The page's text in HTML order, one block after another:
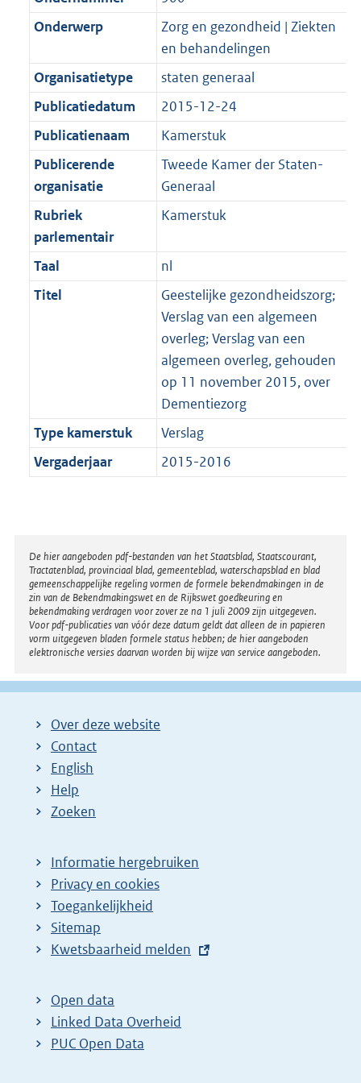
Onderwerp
Zorg en gezondheid | Ziekten
en behandelingen
Organisatietype
staten generaal
Publicatiedatum
2015-12-24
Publicatienaam
Kamerstuk
Publicerende
organisatie
Tweede Kamer der Staten-
Generaal
Rubriek
parlementair
Kamerstuk
Taal
nl
Titel
Geestelijke gezondheidszorg;
Verslag van een algemeen
overleg; Verslag van een
algemeen overleg, gehouden
op 11 november 2015, over
Dementiezorg
Type kamerstuk
Verslag
Vergaderjaar
2015-2016
Disclaimer
De hier aangeboden pdf-bestanden van het Staatsblad, Staatscourant,
Tractatenblad, provinciaal blad, gemeenteblad, waterschapsblad en blad
gemeenschappelijke regeling vormen de formele bekendmakingen in de
zin van de Bekendmakingswet en de Rijkswet goedkeuring en
bekendmaking verdragen voor zover ze na 1 juli 2009 zijn uitgegeven.
Voor pdf-publicaties van vóór deze datum geldt dat alleen de in papieren
vorm uitgegeven bladen formele status hebben; de hier aangeboden
elektronische versies daarvan worden bij wijze van service aangeboden.
Over deze website
Contact
English
Help
Zoeken
Informatie hergebruiken
Privacy en cookies
Toegankelijkheid
Sitemap
E
t
e
r
Kwetsbaarheid melden
Open data
Linked Data Overheid
PUC Open Data